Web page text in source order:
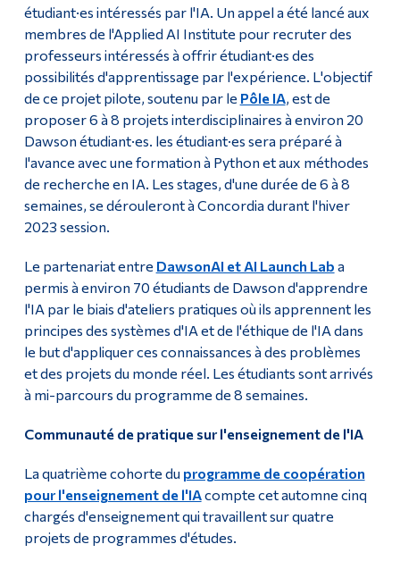
étudiant·es intéressés par l'IA. Un appel a été lancé aux
membres de l'Applied AI Institute pour recruter des
professeurs intéressés à offrir étudiant·es des
possibilités d'apprentissage par l'expérience. L'objectif
de ce projet pilote, soutenu par le Pôle IA, est de
proposer 6 à 8 projets interdisciplinaires à environ 20
Dawson étudiant·es. les étudiant·es sera préparé à
l'avance avec une formation à Python et aux méthodes
de recherche en IA. Les stages, d'une durée de 6 à 8
semaines, se dérouleront à Concordia durant l'hiver
2023 session.
Le partenariat entre DawsonAI et AI Launch Lab a
permis à environ 70 étudiants de Dawson d'apprendre
l'IA par le biais d'ateliers pratiques où ils apprennent les
principes des systèmes d'IA et de l'éthique de l'IA dans
le but d'appliquer ces connaissances à des problèmes
et des projets du monde réel. Les étudiants sont arrivés
à mi-parcours du programme de 8 semaines.
Communauté de pratique sur l'enseignement de l'IA
La quatrième cohorte du programme de coopération
pour l'enseignement de l'IAcompte cet automne cinq
chargés d'enseignement qui travaillent sur quatre
projets de programmes d'études.